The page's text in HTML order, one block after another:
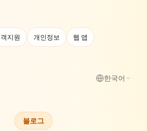
지원 개인정보 웹 앱
한국어
블로그